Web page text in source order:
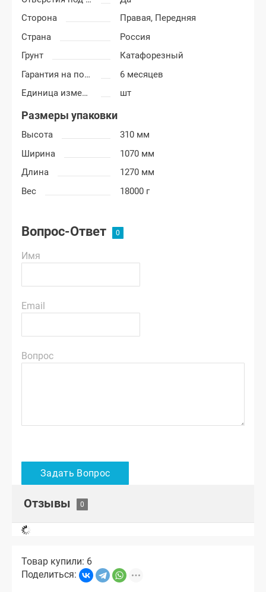
Сторона
Правая, Передняя
Страна
Россия
Грунт
Катафорезный
Гарантия на покраску
6 месяцев
Единица измерения
шт
Размеры упаковки
Высота
310 мм
Ширина
1070 мм
Длина
1270 мм
Вес
18000 г
Вопрос-Ответ
Имя
Email
Вопрос
Отзывы
Товар купили: 6
Поделиться: